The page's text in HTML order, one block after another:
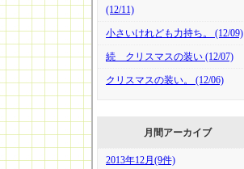
(12/11)
小さいけれども力持ち。 (12/09)
続 クリスマスの装い (12/07)
クリスマスの装い。 (12/06)
月間アーカイブ
2013年12月(9件)